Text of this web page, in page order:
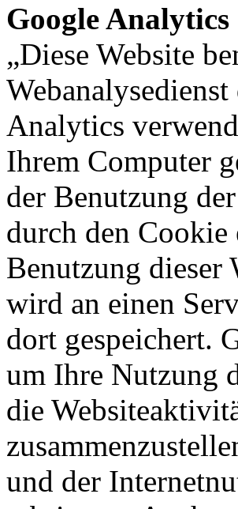
Google Analytics
„Diese Website
Analytics
Ihrem Computer
der Benutzung
durch den
Benutzung dieser
wird an einen
dort gespeichert.
um Ihre Nutzung
die
und der